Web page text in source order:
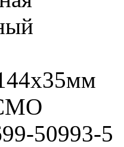
50993-5